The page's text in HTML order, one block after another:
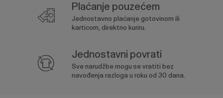
Plaćanje pouzećem
Jednostavno plaćanje gotovinom ili
karticom, direktno kuriru.
Jednostavni povrati
Sve narudžbe mogu se vratiti bez
navođenja razloga u roku od 30 dana.